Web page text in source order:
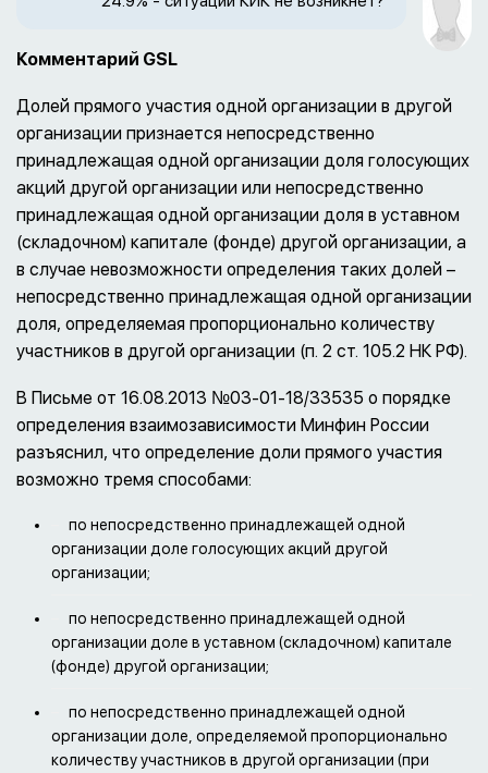
Комментарий GSL
Долей прямого участия одной организации в другой
организации признается непосредственно
принадлежащая одной организации доля голосующих
акций другой организации или непосредственно
принадлежащая одной организации доля в уставном
(складочном) капитале (фонде) другой организации, а
в случае невозможности определения таких долей –
непосредственно принадлежащая одной организации
доля, определяемая пропорционально количеству
участников в другой организации (п. 2 ст. 105.2 НК РФ).
В Письме от 16.08.2013 №03-01-18/33535 о порядке
определения взаимозависимости Минфин России
разъяснил, что определение доли прямого участия
возможно тремя способами:
по непосредственно принадлежащей одной
организации доле голосующих акций другой
организации;
по непосредственно принадлежащей одной
организации доле в уставном (складочном) капитале
(фонде) другой организации;
по непосредственно принадлежащей одной
организации доле, определяемой пропорционально
количеству участников в другой организации (при